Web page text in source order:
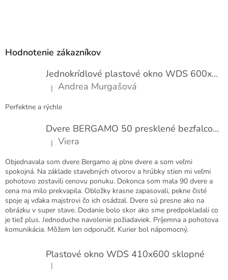
íHodnotenie zákazníkov
Jednokrídlové plastové okno WDS 600x1000
Hodnotenie produktu je 5 z 5 hviezdičiek.
| Andrea Murgašová
Perfektne a rýchle
Dvere BERGAMO 50 presklené bezfalcové EXTRA
Hodnotenie produktu je 5 z 5 hviezdičiek.
| Viera
Objednavala som dvere Bergamo aj plne dvere a som veľmi
spokojná. Na základe stavebných otvorov a hrúbky stien mi veľmi
pohotovo zostavili cenovu ponuku. Dokonca som mala 90 dvere a
cena ma milo prekvapila. Obložky krasne zapasovali, pekne čisté
spoje aj vďaka majstrovi čo ich osádzal. Dvere sú presne ako na
obrázku v super stave. Dodanie bolo skor ako sme predpokladali co
je tiež plus. Jednoduche navolenie požiadaviek. Príjemna a pohotova
komunikácia. Môžem len odporučiť. Kurier bol nápomocný.
Plastové okno WDS 410x600 sklopné
Hodnotenie produktu je 5 z 5 hviezdičiek.
|